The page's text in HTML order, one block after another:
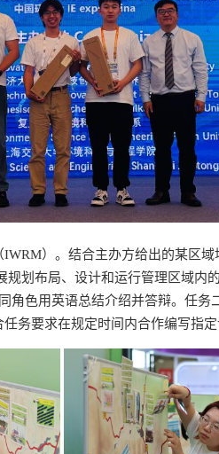
）。结合主办方给出的某区
划布局、设计和运行管理区域内
角色用英语总结介绍并答辩。任务
务要求在规定时间内合作编写指定